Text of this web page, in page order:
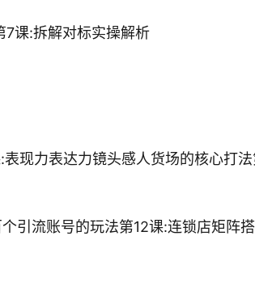
7课:拆解对标实操解析
现力表达力镜头感人货场的核心打
引流账号的玩法第12课:连锁店矩阵